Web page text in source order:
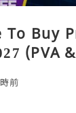
To Buy
(PVA
前